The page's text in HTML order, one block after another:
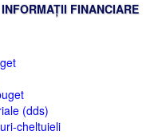
FINANCIARE
(dds)
cheltuieli